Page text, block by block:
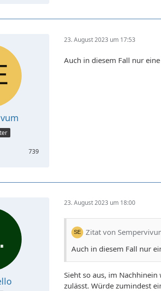
739
23. August 2023 um 17:53
Auch in diesem Fall nur
23. August 2023 um 18:00
Zitat von
Auch in diesem Fall nur
Sieht so aus, im
zulässt. Würde zumindest